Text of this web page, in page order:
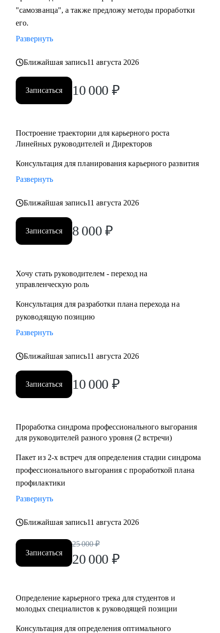
"самозванца", а также предложу методы проработки
его.
Развернуть
Ближайшая запись11 августа 2026
Записаться 10 000 ₽
Построение траектории для карьерного роста
Линейных руководителей и Директоров
Консультация для планирования карьерного развития
Развернуть
Ближайшая запись11 августа 2026
Записаться 8 000 ₽
Хочу стать руководителем - переход на
управленческую роль
Консультация для разработки плана перехода на
руководящую позицию
Развернуть
Ближайшая запись11 августа 2026
Записаться 10 000 ₽
Проработка синдрома профессионального выгорания
для руководителей разного уровня (2 встречи)
Пакет из 2-х встреч для определения стадии синдрома
профессионального выгорания с проработкой плана
профилактики
Развернуть
Ближайшая запись11 августа 2026
Записаться
25 000 ₽
20 000 ₽
Определение карьерного трека для студентов и
молодых специалистов к руководящей позиции
Консультация для определения оптимального